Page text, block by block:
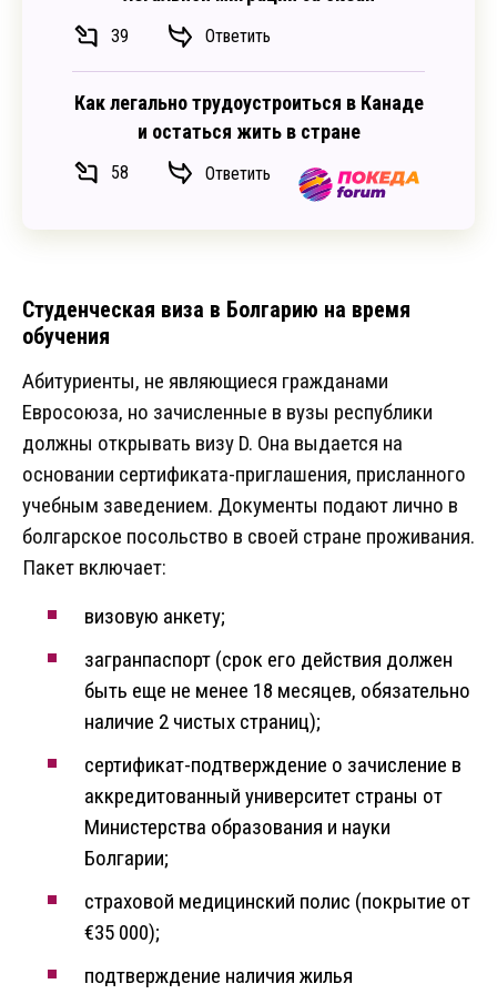
39 Ответить
Как легально трудоустроиться в Канаде
и остаться жить в стране
58 Ответить
Студенческая виза в Болгарию на время
обучения
Абитуриенты, не являющиеся гражданами
Евросоюза, но зачисленные в вузы республики
должны открывать визу D. Она выдается на
основании сертификата-приглашения, присланного
учебным заведением. Документы подают лично в
болгарское посольство в своей стране проживания.
Пакет включает:
визовую анкету;
загранпаспорт (срок его действия должен
быть еще не менее 18 месяцев, обязательно
наличие 2 чистых страниц);
сертификат-подтверждение о зачисление в
аккредитованный университет страны от
Министерства образования и науки
Болгарии;
страховой медицинский полис (покрытие от
€35 000);
подтверждение наличия жилья